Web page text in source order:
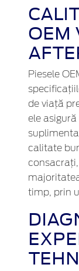
OEM
Piesele
de viață
ele
calitate
timp, prin